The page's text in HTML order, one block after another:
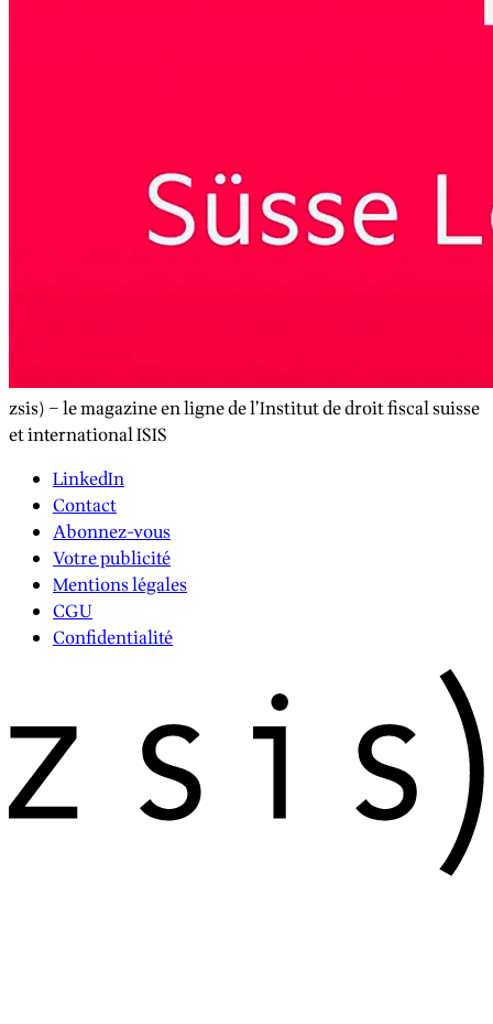
zsis) – le magazine en ligne de l’Institut de droit fiscal suisse
et international ISIS
LinkedIn
Contact
Abonnez-vous
Votre publicité
Mentions légales
CGU
Confidentialité